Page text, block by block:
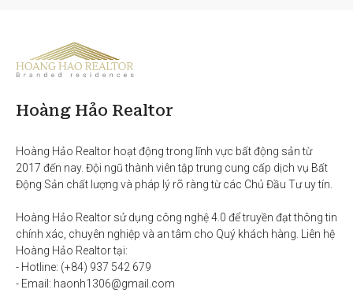
Hoàng Hảo Realtor
Hoàng Hảo Realtor hoạt động trong lĩnh vực bất động sản từ
2017 đến nay. Đội ngũ thành viên tập trung cung cấp dịch vụ Bất
Động Sản chất lượng và pháp lý rõ ràng từ các Chủ Đầu Tư uy tín.
Hoàng Hảo Realtor sử dụng công nghệ 4.0 để truyền đạt thông tin
chính xác, chuyên nghiệp và an tâm cho Quý khách hàng. Liên hệ
Hoàng Hảo Realtor tại:
- Hotline: (+84) 937 542 679
- Email: haonh1306@gmail.com